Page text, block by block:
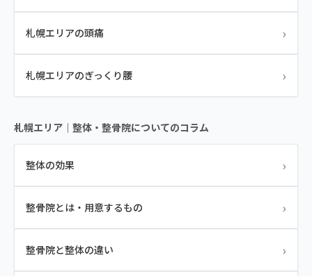
札幌エリアの頭痛 ›
札幌エリアのぎっくり腰 ›
札幌エリア｜整体・整骨院についてのコラム
整体の効果 ›
整骨院とは・用意するもの ›
整骨院と整体の違い ›